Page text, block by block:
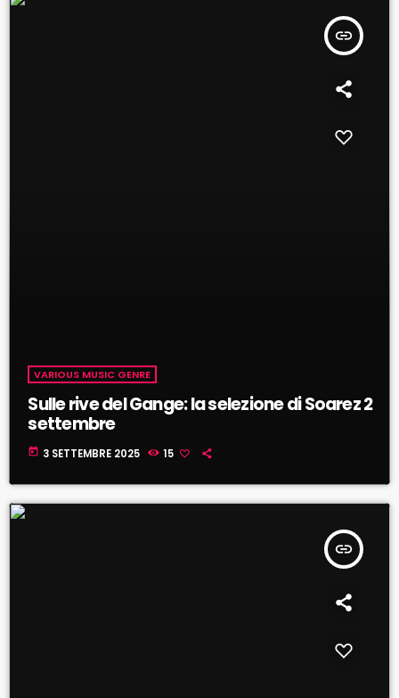
insert_link
VARIOUS MUSIC GENRE
Sulle rive del Gange: la selezione di Soarez 2
settembre
today 3 SETTEMBRE 2025 15
insert_link